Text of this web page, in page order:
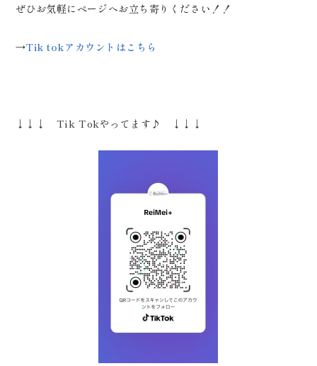
ぜひお気軽にページへお立ち寄りください！！
→Tik tokアカウントはこちら
↓↓↓ Tik Tokやってます♪ ↓↓↓